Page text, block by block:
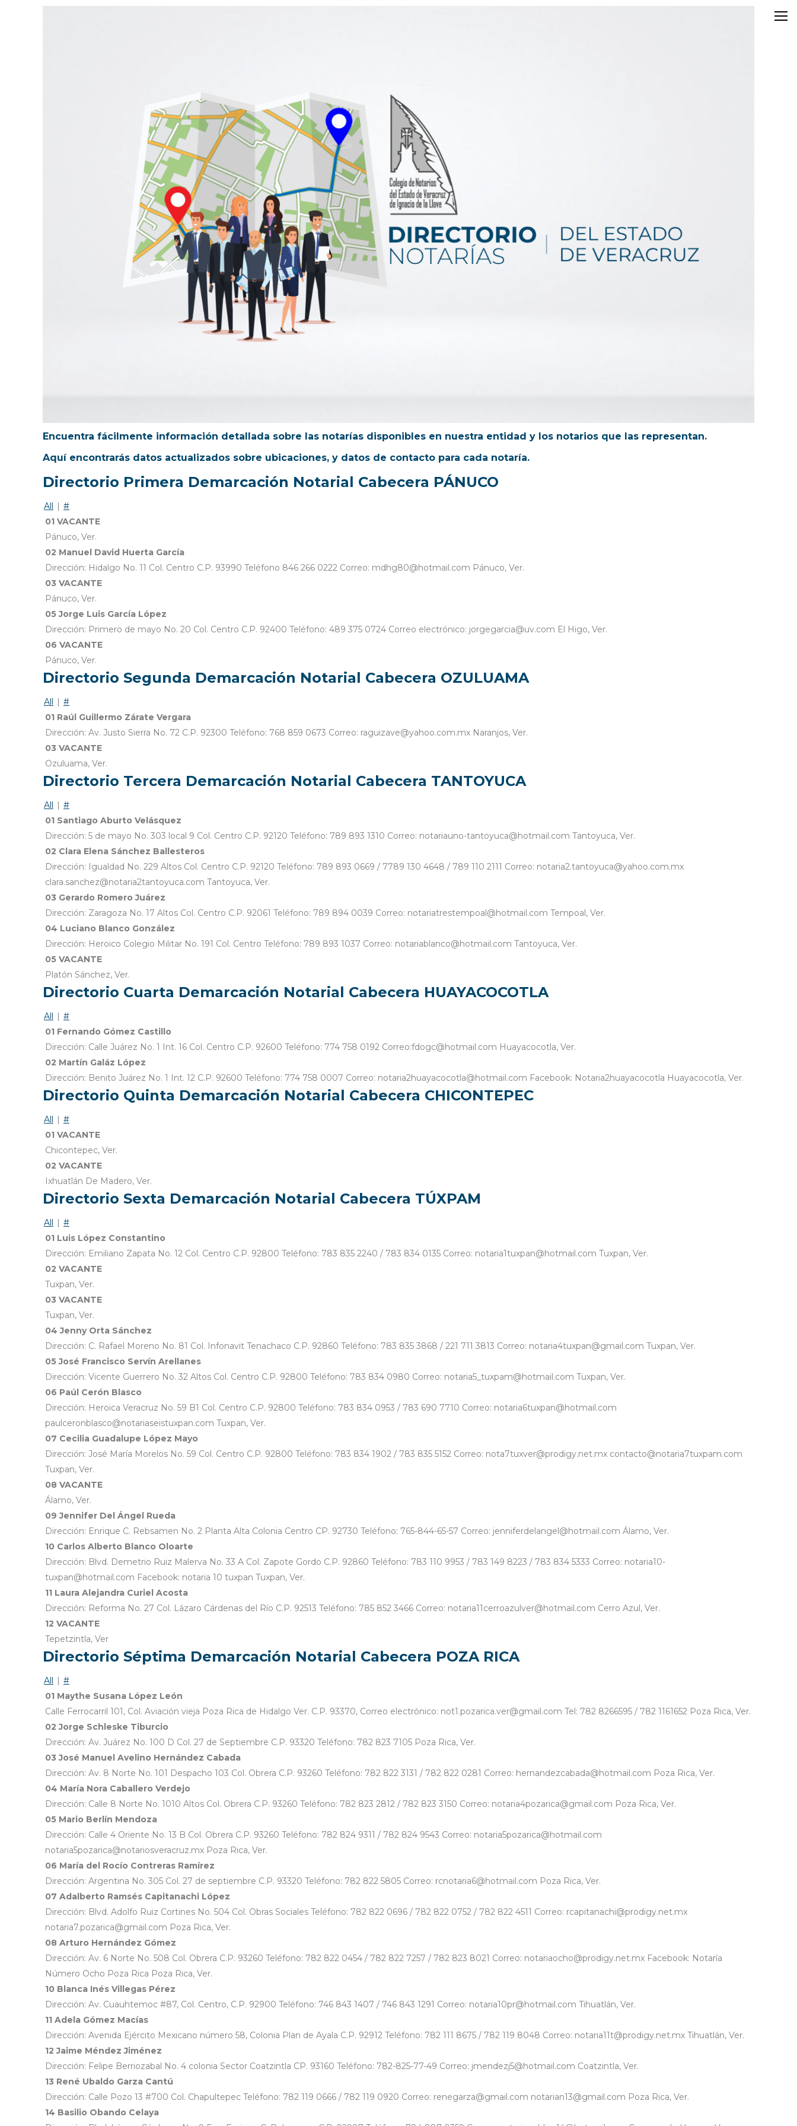
Encuentra fácilmente información detallada sobre las notarías disponibles en nuestra entidad y los notarios que las representan.
Aquí encontrarás datos actualizados sobre ubicaciones, y datos de contacto para cada notaría.
Directorio Primera Demarcación Notarial Cabecera PÁNUCO
All | #
01 VACANTE
Pánuco, Ver.
02 Manuel David Huerta García
Dirección: Hidalgo No. 11 Col. Centro C.P. 93990 Teléfono 846 266 0222 Correo: mdhg80@hotmail.com Pánuco, Ver.
03 VACANTE
Pánuco, Ver.
05 Jorge Luis García López
Dirección: Primero de mayo No. 20 Col. Centro C.P. 92400 Teléfono: 489 375 0724 Correo electrónico: jorgegarcia@uv.com El Higo, Ver.
06 VACANTE
Pánuco, Ver.
Directorio Segunda Demarcación Notarial Cabecera OZULUAMA
All | #
01 Raúl Guillermo Zárate Vergara
Dirección: Av. Justo Sierra No. 72 C.P. 92300 Teléfono: 768 859 0673 Correo: raguizave@yahoo.com.mx Naranjos, Ver.
03 VACANTE
Ozuluama, Ver.
Directorio Tercera Demarcación Notarial Cabecera TANTOYUCA
All | #
01 Santiago Aburto Velásquez
Dirección: 5 de mayo No. 303 local 9 Col. Centro C.P. 92120 Teléfono: 789 893 1310 Correo: notariauno-tantoyuca@hotmail.com Tantoyuca, Ver.
02 Clara Elena Sánchez Ballesteros
Dirección: Igualdad No. 229 Altos Col. Centro C.P. 92120 Teléfono: 789 893 0669 / 7789 130 4648 / 789 110 2111 Correo: notaria2.tantoyuca@yahoo.com.mx
clara.sanchez@notaria2tantoyuca.com Tantoyuca, Ver.
03 Gerardo Romero Juárez
Dirección: Zaragoza No. 17 Altos Col. Centro C.P. 92061 Teléfono: 789 894 0039 Correo: notariatrestempoal@hotmail.com Tempoal, Ver.
04 Luciano Blanco González
Dirección: Heroico Colegio Militar No. 191 Col. Centro Teléfono: 789 893 1037 Correo: notariablanco@hotmail.com Tantoyuca, Ver.
05 VACANTE
Platón Sánchez, Ver.
Directorio Cuarta Demarcación Notarial Cabecera HUAYACOCOTLA
All | #
01 Fernando Gómez Castillo
Dirección: Calle Juárez No. 1 Int. 16 Col. Centro C.P. 92600 Teléfono: 774 758 0192 Correo:fdogc@hotmail.com Huayacocotla, Ver.
02 Martín Galáz López
Dirección: Benito Juárez No. 1 Int. 12 C.P. 92600 Teléfono: 774 758 0007 Correo: notaria2huayacocotla@hotmail.com Facebook: Notaria2huayacocotla Huayacocotla, Ver.
Directorio Quinta Demarcación Notarial Cabecera CHICONTEPEC
All | #
01 VACANTE
Chicontepec, Ver.
02 VACANTE
Ixhuatlán De Madero, Ver.
Directorio Sexta Demarcación Notarial Cabecera TÚXPAM
All | #
01 Luis López Constantino
Dirección: Emiliano Zapata No. 12 Col. Centro C.P. 92800 Teléfono: 783 835 2240 / 783 834 0135 Correo: notaria1tuxpan@hotmail.com Tuxpan, Ver.
02 VACANTE
Tuxpan, Ver.
03 VACANTE
Tuxpan, Ver.
04 Jenny Orta Sánchez
Dirección: C. Rafael Moreno No. 81 Col. Infonavit Tenachaco C.P. 92860 Teléfono: 783 835 3868 / 221 711 3813 Correo: notaria4tuxpan@gmail.com Tuxpan, Ver.
05 José Francisco Servín Arellanes
Dirección: Vicente Guerrero No. 32 Altos Col. Centro C.P. 92800 Teléfono: 783 834 0980 Correo: notaria5_tuxpam@hotmail.com Tuxpan, Ver.
06 Paúl Cerón Blasco
Dirección: Heroica Veracruz No. 59 B1 Col. Centro C.P. 92800 Teléfono: 783 834 0953 / 783 690 7710 Correo: notaria6tuxpan@hotmail.com
paulceronblasco@notariaseistuxpan.com Tuxpan, Ver.
07 Cecilia Guadalupe López Mayo
Dirección: José María Morelos No. 59 Col. Centro C.P. 92800 Teléfono: 783 834 1902 / 783 835 5152 Correo: nota7tuxver@prodigy.net.mx contacto@notaria7tuxpam.com
Tuxpan, Ver.
08 VACANTE
Álamo, Ver.
09 Jennifer Del Ángel Rueda
Dirección: Enrique C. Rebsamen No. 2 Planta Alta Colonia Centro CP. 92730 Teléfono: 765-844-65-57 Correo: jenniferdelangel@hotmail.com Álamo, Ver.
10 Carlos Alberto Blanco Oloarte
Dirección: Blvd. Demetrio Ruiz Malerva No. 33 A Col. Zapote Gordo C.P. 92860 Teléfono: 783 110 9953 / 783 149 8223 / 783 834 5333 Correo: notaria10-
tuxpan@hotmail.com Facebook: notaria 10 tuxpan Tuxpan, Ver.
11 Laura Alejandra Curiel Acosta
Dirección: Reforma No. 27 Col. Lázaro Cárdenas del Río C.P. 92513 Teléfono: 785 852 3466 Correo: notaria11cerroazulver@hotmail.com Cerro Azul, Ver.
12 VACANTE
Tepetzintla, Ver
Directorio Séptima Demarcación Notarial Cabecera POZA RICA
All | #
01 Maythe Susana López León
Calle Ferrocarril 101, Col. Aviación vieja Poza Rica de Hidalgo Ver. C.P. 93370, Correo electrónico: not1.pozarica.ver@gmail.com Tel: 782 8266595 / 782 1161652 Poza Rica, Ver.
02 Jorge Schleske Tiburcio
Dirección: Av. Juárez No. 100 D Col. 27 de Septiembre C.P. 93320 Teléfono: 782 823 7105 Poza Rica, Ver.
03 José Manuel Avelino Hernández Cabada
Dirección: Av. 8 Norte No. 101 Despacho 103 Col. Obrera C.P. 93260 Teléfono: 782 822 3131 / 782 822 0281 Correo: hernandezcabada@hotmail.com Poza Rica, Ver.
04 María Nora Caballero Verdejo
Dirección: Calle 8 Norte No. 1010 Altos Col. Obrera C.P. 93260 Teléfono: 782 823 2812 / 782 823 3150 Correo: notaria4pozarica@gmail.com Poza Rica, Ver.
05 Mario Berlín Mendoza
Dirección: Calle 4 Oriente No. 13 B Col. Obrera C.P. 93260 Teléfono: 782 824 9311 / 782 824 9543 Correo: notaria5pozarica@hotmail.com
notaria5pozarica@notariosveracruz.mx Poza Rica, Ver.
06 María del Rocío Contreras Ramírez
Dirección: Argentina No. 305 Col. 27 de septiembre C.P. 93320 Teléfono: 782 822 5805 Correo: rcnotaria6@hotmail.com Poza Rica, Ver.
07 Adalberto Ramsés Capitanachi López
Dirección: Blvd. Adolfo Ruiz Cortines No. 504 Col. Obras Sociales Teléfono: 782 822 0696 / 782 822 0752 / 782 822 4511 Correo: rcapitanachi@prodigy.net.mx
notaria7.pozarica@gmail.com Poza Rica, Ver.
08 Arturo Hernández Gómez
Dirección: Av. 6 Norte No. 508 Col. Obrera C.P. 93260 Teléfono: 782 822 0454 / 782 822 7257 / 782 823 8021 Correo: notariaocho@prodigy.net.mx Facebook: Notaría
Número Ocho Poza Rica Poza Rica, Ver.
10 Blanca Inés Villegas Pérez
Dirección: Av. Cuauhtemoc #87, Col. Centro, C.P. 92900 Teléfono: 746 843 1407 / 746 843 1291 Correo: notaria10pr@hotmail.com Tihuatlán, Ver.
11 Adela Gómez Macías
Dirección: Avenida Ejército Mexicano número 58, Colonia Plan de Ayala C.P. 92912 Teléfono: 782 111 8675 / 782 119 8048 Correo: notaria11t@prodigy.net.mx Tihuatlán, Ver.
12 Jaime Méndez Jiménez
Dirección: Felipe Berriozabal No. 4 colonia Sector Coatzintla CP. 93160 Teléfono: 782-825-77-49 Correo: jmendezj5@hotmail.com Coatzintla, Ver.
13 René Ubaldo Garza Cantú
Dirección: Calle Pozo 13 #700 Col. Chapultepec Teléfono: 782 119 0666 / 782 119 0920 Correo: renegarza@gmail.com notarian13@gmail.com Poza Rica, Ver.
14 Basilio Obando Celaya